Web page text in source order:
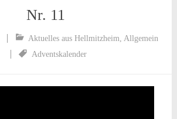
Nr. 11
Aktuelles aus Hellmitzheim Allgemein
Adventskalender